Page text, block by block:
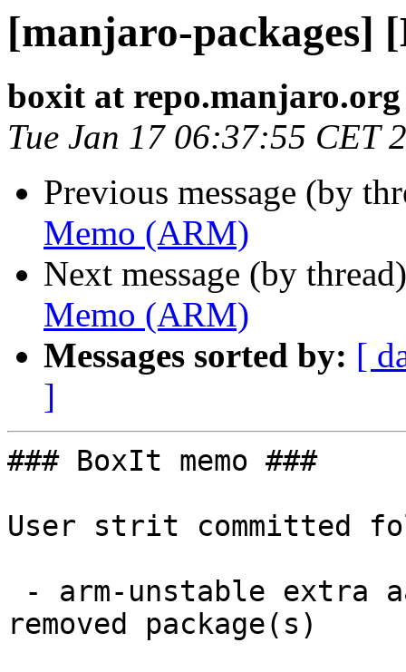
[manjaro-packages]
boxit at repo.manjaro.org
Tue Jan 17 06:37:55 CET
Previous message (by
Memo (ARM)
Next message (by
Memo (ARM)
Messages sorted by: [
]
### BoxIt memo ###
User strit committed
removed package(s)